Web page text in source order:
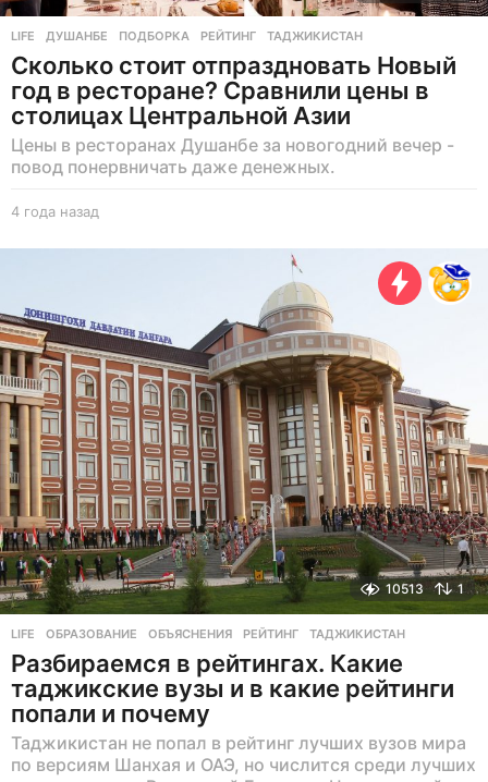
LIFE ДУШАНБЕ ,ПОДБОРКА ,РЕЙТИНГ ,ТАДЖИКИСТАН
Сколько стоит отпраздновать Новый
год в ресторане? Сравнили цены в
столицах Центральной Азии
Цены в ресторанах Душанбе за новогодний вечер -
повод понервничать даже денежных.
4 года назад
о
а
з
а
д
10513 1
LIFE ОБРАЗОВАНИЕ ,ОБЪЯСНЕНИЯ ,РЕЙТИНГ ,ТАДЖИКИСТАН
Разбираемся в рейтингах. Какие
таджикские вузы и в какие рейтинги
попали и почему
Таджикистан не попал в рейтинг лучших вузов мира
по версиям Шанхая и ОАЭ, но числится среди лучших